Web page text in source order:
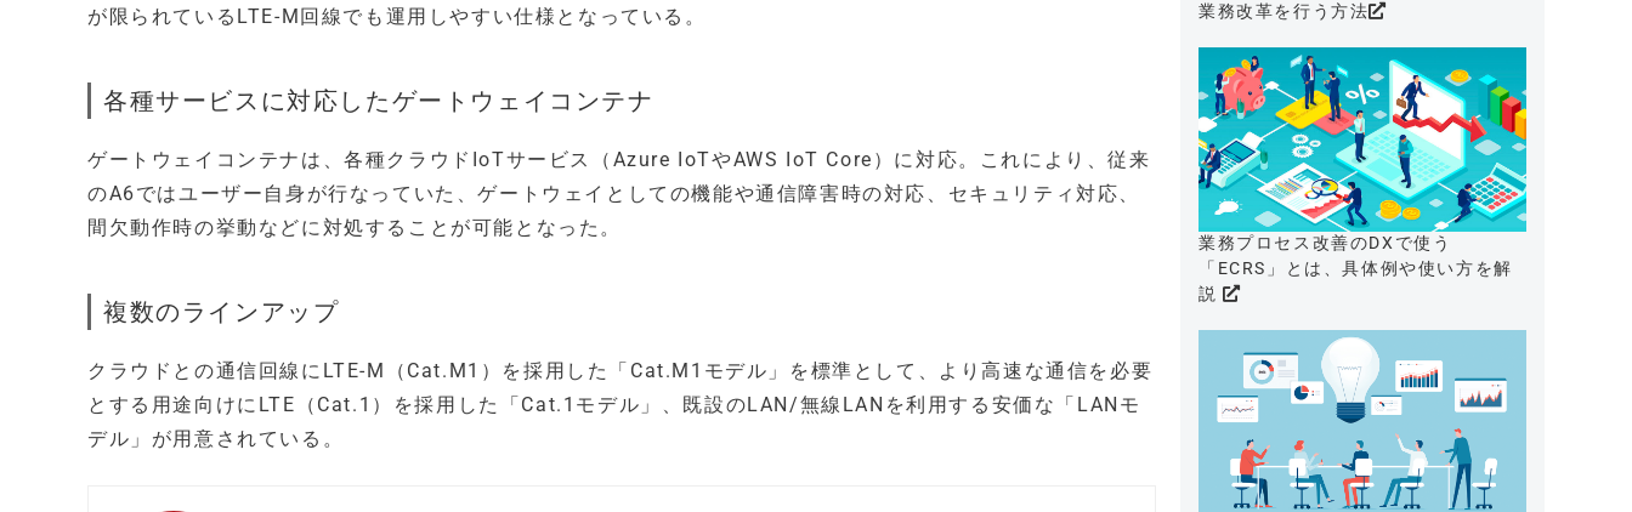
が限られているLTE-M回線でも運用しやすい仕様となっている。
各種サービスに対応したゲートウェイコンテナ
ゲートウェイコンテナは、各種クラウドIoTサービス（Azure IoTやAWS IoT Core）に対応。これにより、従来
のA6ではユーザー自身が行なっていた、ゲートウェイとしての機能や通信障害時の対応、セキュリティ対応、
間欠動作時の挙動などに対処することが可能となった。
複数のラインアップ
クラウドとの通信回線にLTE-M（Cat.M1）を採用した「Cat.M1モデル」を標準として、より高速な通信を必要
とする用途向けにLTE（Cat.1）を採用した「Cat.1モデル」、既設のLAN/無線LANを利用する安価な「LANモ
デル」が用意されている。
業務改革を行う方法
業務プロセス改善のDXで使う
「ECRS」とは、具体例や使い方を解
説